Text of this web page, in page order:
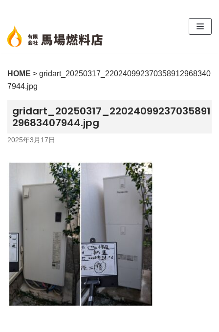
ン
テ
ン
へ
ス
ッ
プ
HOME > gridart_20250317_220240992370358912968340
7944.jpg
gridart_20250317_22024099237035891
29683407944.jpg
2025年3月17日